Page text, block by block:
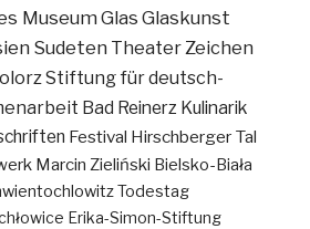
MuseumGlas Glaskunst
Sudeten TheaterZeichen
Stiftung für deutsch-
Bad Reinerz Kulinarik
Festival Hirschberger Tal
Marcin Zieliński Bielsko-Biała
Todestag
Erika-Simon-Stiftung